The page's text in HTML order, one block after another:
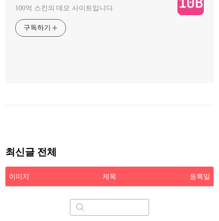
100억 스킨의 데모 사이트입니다.
구독하기
최신글 전체
이미지 제목 등록일